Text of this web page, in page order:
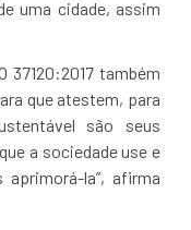
uma cidade, assim
37120:2017 também
que atestem, para
são seus
a sociedade use e
la”, afirma